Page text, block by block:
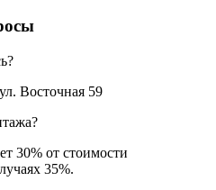
Восточная 59
30% от стоимости
35%.